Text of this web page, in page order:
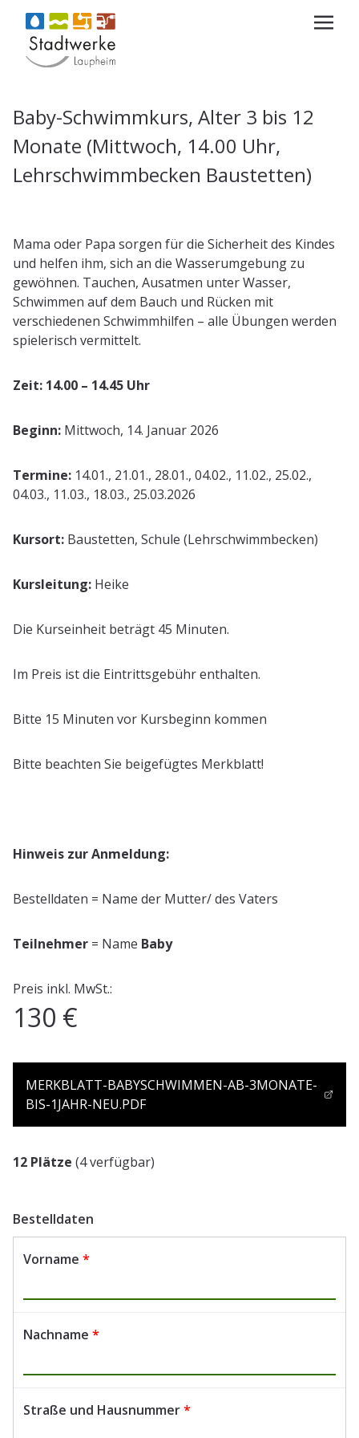
Baby-Schwimmkurs, Alter 3 bis 12
Monate (Mittwoch, 14.00 Uhr,
Lehrschwimmbecken Baustetten)
Mama oder Papa sorgen für die Sicherheit des Kindes
und helfen ihm, sich an die Wasserumgebung zu
gewöhnen. Tauchen, Ausatmen unter Wasser,
Schwimmen auf dem Bauch und Rücken mit
verschiedenen Schwimmhilfen – alle Übungen werden
spielerisch vermittelt.
Zeit: 14.00 – 14.45 Uhr
Beginn: Mittwoch, 14. Januar 2026
Termine: 14.01., 21.01., 28.01., 04.02., 11.02., 25.02.,
04.03., 11.03., 18.03., 25.03.2026
Kursort: Baustetten, Schule (Lehrschwimmbecken)
Kursleitung: Heike
Die Kurseinheit beträgt 45 Minuten.
Im Preis ist die Eintrittsgebühr enthalten.
Bitte 15 Minuten vor Kursbeginn kommen
Bitte beachten Sie beigefügtes Merkblatt!
Hinweis zur Anmeldung:
Bestelldaten = Name der Mutter/ des Vaters
Teilnehmer = Name Baby
Preis inkl. MwSt.:
130 €
MERKBLATT-BABYSCHWIMMEN-AB-3MONATE-
BIS-1JAHR-NEU.PDF
12 Plätze (4 verfügbar)
Bestelldaten
Vorname *
Nachname *
Straße und Hausnummer*